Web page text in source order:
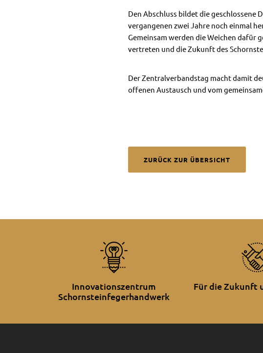
Den Abschluss bildet die
vergangenen zwei Jahre noch einmal
Gemeinsam werden die Weichen dafür
vertreten und die Zukunft des
Der Zentralverbandstag macht damit
offenen Austausch und vom
ZURÜCK ZUR ÜBERSICHT
Innovationszentrum
Schornsteinfegerhandwerk
Für die Zukunft